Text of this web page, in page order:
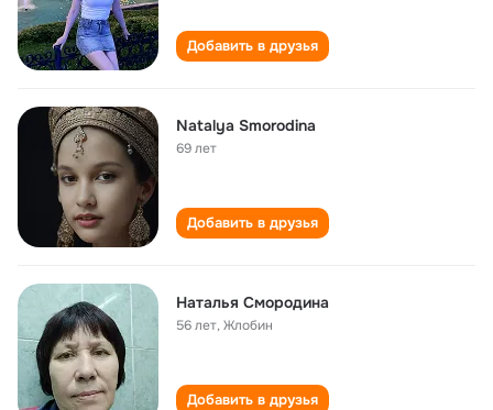
Добавить в друзья
Natalya Smorodina
69 лет
Добавить в друзья
Наталья Смородина
56 лет,Жлобин
Добавить в друзья